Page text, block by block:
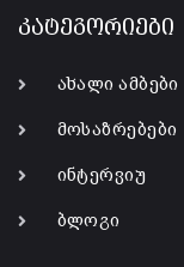
კატეგორიები
ახალი ამბები
მოსაზრებები
ინტერვიუ
ბლოგი